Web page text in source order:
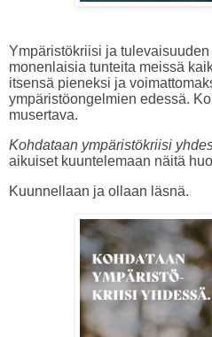
Ympäristökriisi ja
monenlaisia tunteita meissä
itsensä pieneksi ja
ympäristöongelmien edessä.
musertava.
Kohdataan ympäristökriisi
aikuiset kuuntelemaan näitä
Kuunnellaan ja ollaan läsnä.